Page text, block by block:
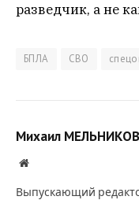
разведчик, а не
БПЛА СВО
Михаил МЕЛЬНИКОВ
Website
Выпускающий